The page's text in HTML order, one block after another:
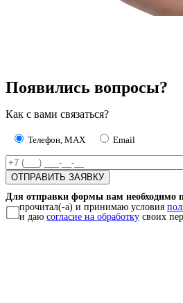
Появились вопросы?
Как с вами связаться?
Телефон, MAX Email
Для отправки формы вам необходимо
прочитал(-а) и принимаю условия
и даю согласие на обработку своих